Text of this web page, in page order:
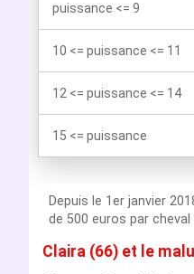
puissance <= 9
10 <= puissance <= 11
12 <= puissance <= 14
15 <= puissance
Depuis le 1er janvier
de 500 euros par
Claira (66) et le